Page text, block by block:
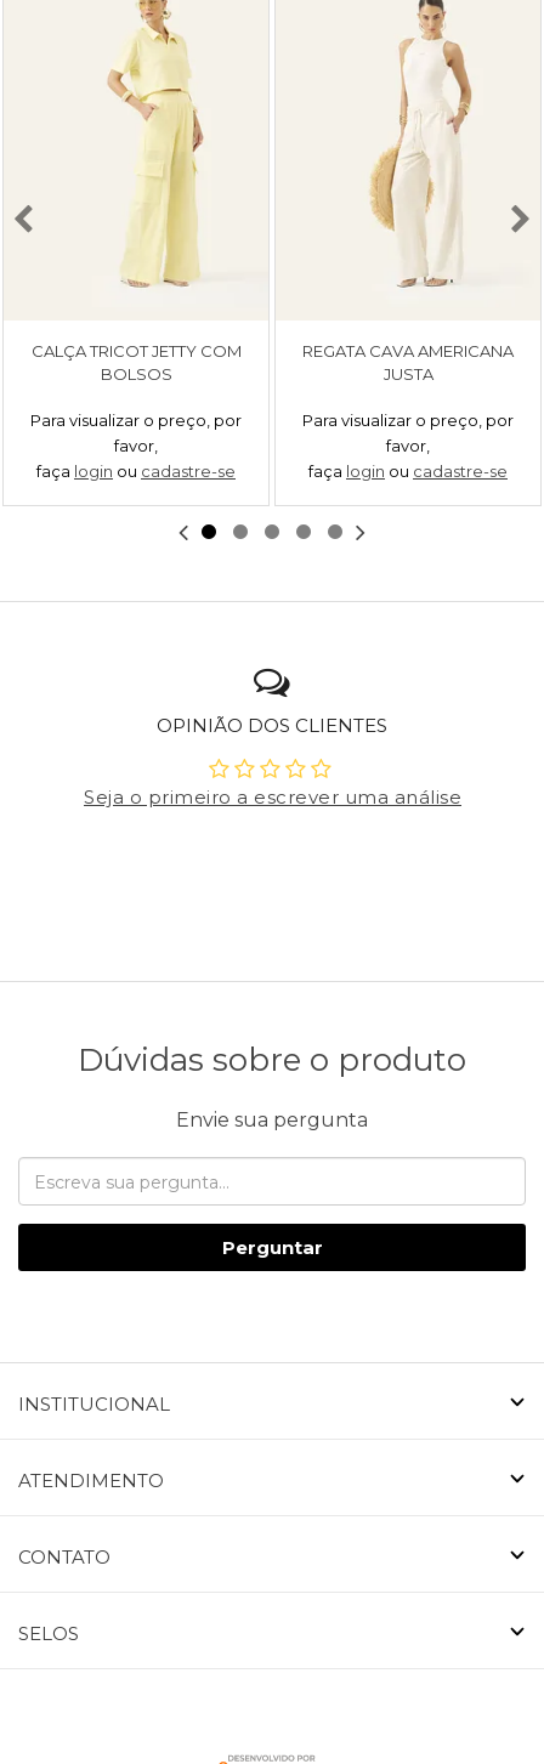
CALÇA TRICOT JETTY COM
BOLSOS
Para visualizar o preço, por
favor,
faça login ou cadastre-se
REGATA CAVA AMERICANA
JUSTA
Para visualizar o preço, por
favor,
faça login ou cadastre-se
OPINIÃO DOS CLIENTES
Seja o primeiro a escrever uma análise
Dúvidas sobre o produto
Envie sua pergunta
Perguntar
INSTITUCIONAL
ATENDIMENTO
CONTATO
SELOS